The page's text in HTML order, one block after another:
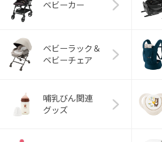
ベビーカー
ベビーラック＆
ベビーチェア
哺乳びん関連
グッズ